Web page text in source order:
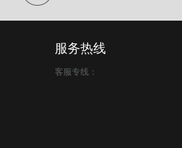
服务热线
客服专线：